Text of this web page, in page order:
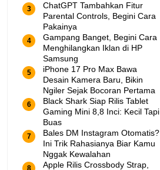
ChatGPT Tambahkan Fitur
Parental Controls, Begini Cara
Pakainya
Gampang Banget, Begini Cara
Menghilangkan Iklan di HP
Samsung
iPhone 17 Pro Max Bawa
Desain Kamera Baru, Bikin
Ngiler Sejak Bocoran Pertama
Black Shark Siap Rilis Tablet
Gaming Mini 8,8 Inci: Kecil Tapi
Buas
Bales DM Instagram Otomatis?
Ini Trik Rahasianya Biar Kamu
Nggak Kewalahan
Apple Rilis Crossbody Strap,